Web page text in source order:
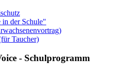
in der Schule"
Taucher)
- Schulprogramm